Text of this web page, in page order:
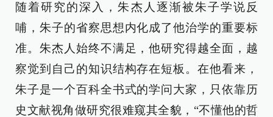
随着研究的深入，朱杰人逐渐被朱子学说反
哺，朱子的省察思想内化成了他治学的重要标
准。朱杰人始终不满足，他研究得越全面，越
察觉到自己的知识结构存在短板。在他看来，
朱子是一个百科全书式的学问大家，只依靠历
史文献视角做研究很难窥其全貌，“不懂他的哲